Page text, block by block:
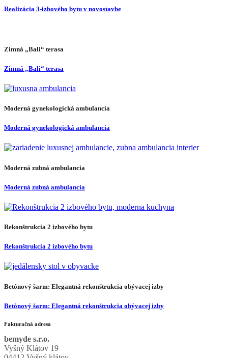
Realizácia 3-izbového bytu v novostavbe
Zimná „Bali“ terasa
Zimná „Bali“ terasa
Moderná gynekologická ambulancia
Moderná gynekologická ambulancia
Moderná zubná ambulancia
Moderná zubná ambulancia
Rekonštrukcia 2 izbového bytu
Rekonštrukcia 2 izbového bytu
Betónový šarm: Elegantná rekonštrukcia obývacej izby
Betónový šarm: Elegantná rekonštrukcia obývacej izby
Fakturačná adresa
bemyde s.r.o.
Vyšný Klátov 19